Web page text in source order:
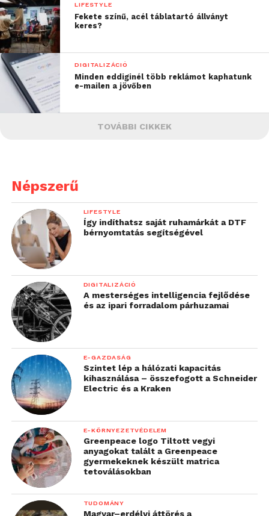
LIFESTYLE
Fekete színű, acél táblatartó állványt
keres?
DIGITALIZÁCIÓ
Minden eddiginél több reklámot kaphatunk
e-mailen a jövőben
TOVÁBBI CIKKEK
Népszerű
LIFESTYLE
Így indíthatsz saját ruhamárkát a DTF
bérnyomtatás segítségével
DIGITALIZÁCIÓ
A mesterséges intelligencia fejlődése
és az ipari forradalom párhuzamai
E-GAZDASÁG
Szintet lép a hálózati kapacitás
kihasználása – összefogott a Schneider
Electric és a Kraken
E-KÖRNYEZETVÉDELEM
Greenpeace logo Tiltott vegyi
anyagokat talált a Greenpeace
gyermekeknek készült matrica
tetoválásokban
TUDOMÁNY
Magyar–erdélyi áttörés a